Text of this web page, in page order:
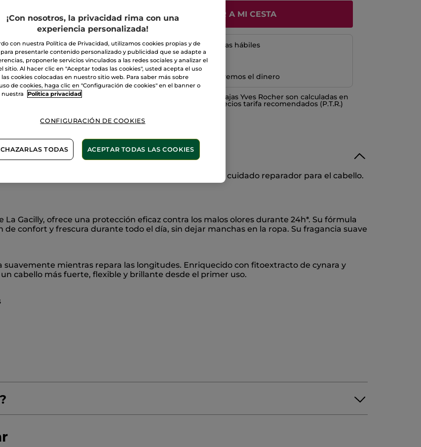
Viaje
AÑADIR A MI CESTA
Entrega entre 5 a 8 días hábiles
Pago Seguro
Satisfecho o te devolvemos el dinero
Las promociones o ventajas Yves Rocher son calculadas en
comparación con los Precios tarifa recomendados (P.T.R.)
este dúo práctico que combina frescura duradera y cuidado reparador para el cabello.
Gacilly, ofrece una protección eficaz contra los malos olores durante 24h*. Su fórmula
confort y frescura durante todo el día, sin dejar manchas en la ropa. Su fragancia suave
suavemente mientras repara las longitudes. Enriquecido con fitoextracto de cynara y
cabello más fuerte, flexible y brillante desde el primer uso.
¡Con nosotros, la privacidad rima con una
experiencia personalizada!
con nuestra Política de Privacidad, utilizamos cookies propias y de
presentarle contenido personalizado y publicidad que se adapte a
proponerle servicios vinculados a las redes sociales y analizar el
sitio. Al hacer clic en "Aceptar todas las cookies", usted acepta el uso
cookies colocadas en nuestro sitio web. Para saber más sobre
de cookies, haga clic en "Configuración de cookies" en el banner o
Politica privacidad
CONFIGURACIÓN DE COOKIES
TODAS ACEPTAR TODAS LAS COOKIES